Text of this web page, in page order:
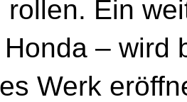
rollen. Ein
– wird
Werk